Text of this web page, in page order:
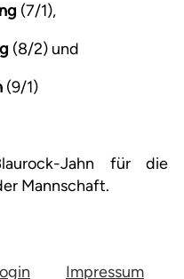
(7/1),
(8/2) und
(9/1)
Jahn für die
Mannschaft.
Impressum